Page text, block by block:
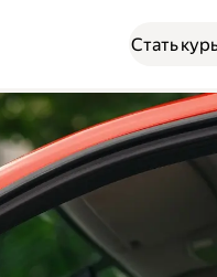
Стать